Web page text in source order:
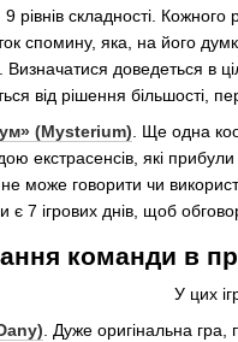
рівнів складності.
спомину, яка, на його
доведеться в
від рішення більшості,
(Mysterium) . Ще одна
екстрасенсів, які
може говорити чи
є 7 ігрових днів, щоб
команди в
У цих
. Дуже оригінальна гра,